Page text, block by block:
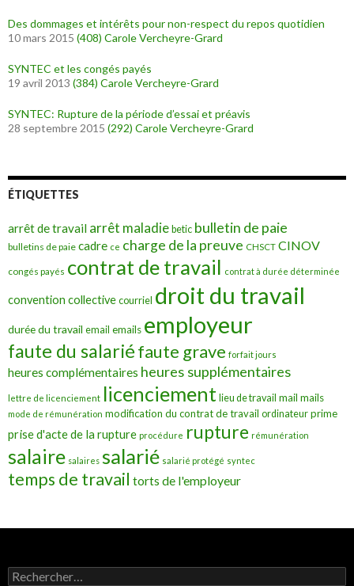
Des dommages et intérêts pour non-respect du repos quotidien
10 mars 2015 (408) Carole Vercheyre-Grard
SYNTEC et les congés payés
19 avril 2013 (384) Carole Vercheyre-Grard
SYNTEC: Rupture de la période d’essai et préavis
28 septembre 2015 (292) Carole Vercheyre-Grard
ÉTIQUETTES
arrêt de travail arrêt maladie betic bulletin de paie
bulletins de paie cadre ce charge de la preuve CHSCT CINOV
congés payés contrat de travail contrat à durée déterminée
convention collective courriel droit du travail
durée du travail email emails employeur
faute du salariéfaute grave forfait jours
heures complémentaires heures supplémentaires
lettre de licenciement licenciement lieu de travail mail mails
mode de rémunération modification du contrat de travail ordinateur prime
prise d'acte de la rupture procédure rupture rémunération
salaire salaires salarié salarié protégé syntec
temps de travail torts de l'employeur
Rechercher :